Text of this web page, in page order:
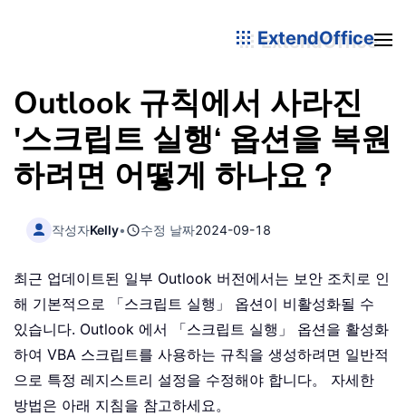
ExtendOffice
Outlook 규칙에서 사라진
'스크립트 실행‘ 옵션을 복원
하려면 어떻게 하나요？
작성자Kelly• 수정 날짜2024-09-18
최근 업데이트된 일부 Outlook 버전에서는 보안 조치로 인
해 기본적으로 「스크립트 실행」 옵션이 비활성화될 수
있습니다. Outlook 에서 「스크립트 실행」 옵션을 활성화
하여 VBA 스크립트를 사용하는 규칙을 생성하려면 일반적
으로 특정 레지스트리 설정을 수정해야 합니다。 자세한
방법은 아래 지침을 참고하세요。